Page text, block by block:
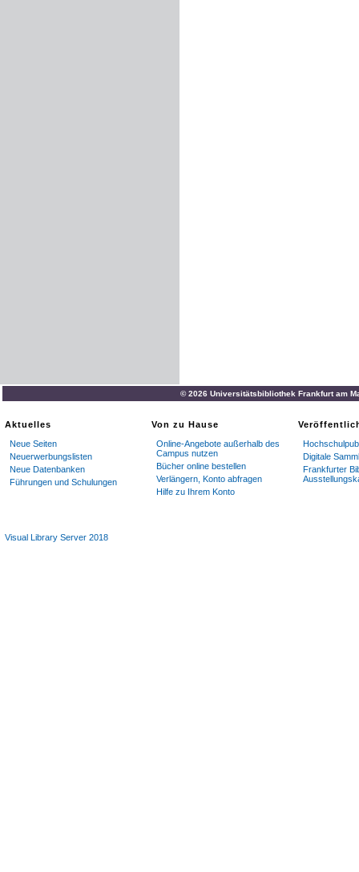
© 2026 Universitätsbibliothek Frankfurt am
Aktuelles
Neue Seiten
Neuerwerbungslisten
Neue Datenbanken
Führungen und Schulungen
Von zu Hause
Online-Angebote außerhalb des
Campus nutzen
Bücher online bestellen
Verlängern, Konto abfragen
Hilfe zu Ihrem Konto
Digitale
Frankfurter
Visual Library Server 2018